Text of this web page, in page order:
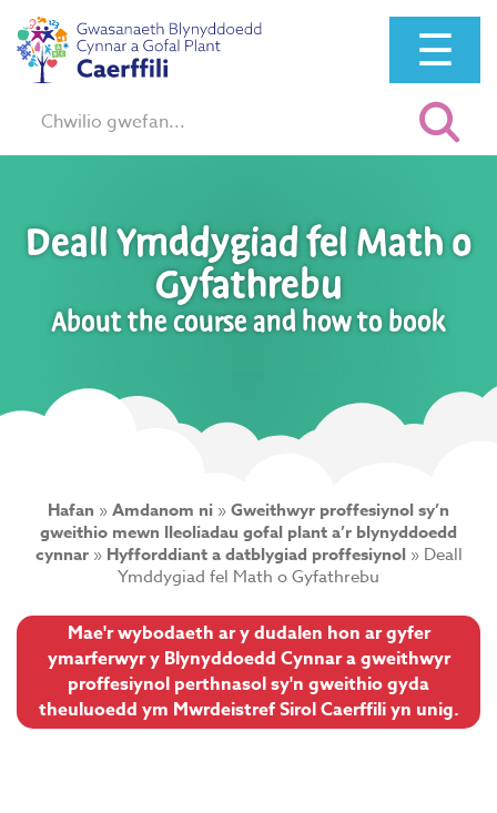
☰
Chwilio:
Deall Ymddygiad fel Math o
Gyfathrebu
About the course and how to book
Hafan »Amdanom ni »Gweithwyr proffesiynol sy’n
gweithio mewn lleoliadau gofal plant a’r blynyddoedd
cynnar» Hyfforddiant a datblygiad proffesiynol» Deall
Ymddygiad fel Math o Gyfathrebu
Mae'r wybodaeth ar y dudalen hon ar gyfer
ymarferwyr y Blynyddoedd Cynnar a gweithwyr
proffesiynol perthnasol sy'n gweithio gyda
theuluoedd ym Mwrdeistref Sirol Caerffili yn unig.